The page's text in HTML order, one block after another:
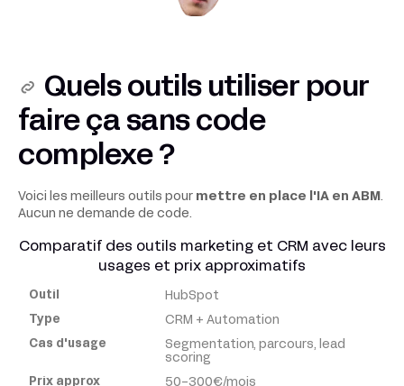
Quels outils utiliser pour
faire ça sans code
complexe ?
Voici les meilleurs outils pour mettre en place l'IA en ABM .
Aucun ne demande de code.
Comparatif des outils marketing et CRM avec leurs
usages et prix approximatifs
Outil HubSpot
CRM + Automation
Segmentation, parcours, lead
scoring
50-300€/mois